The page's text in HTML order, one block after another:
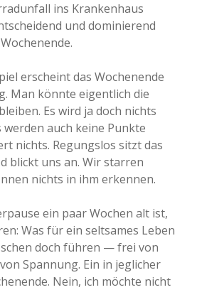
ins Krankenhaus
und dominierend
erscheint das Wochenende
Man könnte eigentlich die
Es wird ja doch nichts
auch keine Punkte
nichts. Regungslos sitzt das
blickt uns an. Wir starren
nichts in ihm erkennen.
ein paar Wochen alt ist,
Was für ein seltsames Leben
doch führen — frei von
Spannung. Ein in jeglicher
Nein, ich möchte nicht